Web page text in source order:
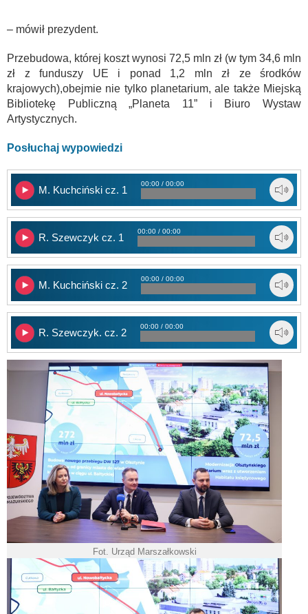
– mówił prezydent.
Przebudowa, której koszt wynosi 72,5 mln zł (w tym 34,6 mln
zł z funduszy UE i ponad 1,2 mln zł ze środków
krajowych),obejmie nie tylko planetarium, ale także Miejską
Bibliotekę Publiczną „Planeta 11” i Biuro Wystaw
Artystycznych.
Posłuchaj wypowiedzi
M. Kuchciński cz. 1
00:00 / 00:00
R. Szewczyk cz. 1
00:00 / 00:00
M. Kuchciński cz. 2
00:00 / 00:00
R. Szewczyk. cz. 2
00:00 / 00:00
Fot. Urząd Marszałkowski